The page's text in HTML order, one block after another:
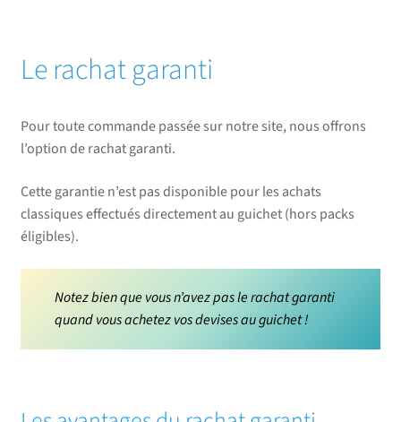
Le rachat garanti
Pour toute commande passée sur notre site, nous offrons
l’option de rachat garanti.
Cette garantie n’est pas disponible pour les achats
classiques effectués directement au guichet (hors packs
éligibles).
Notez bien que vous n’avez pas le rachat garanti
quand vous achetez vos devises au guichet !